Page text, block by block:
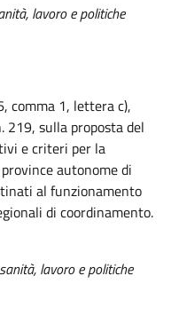
lavoro e politiche
comma 1, lettera c),
219, sulla proposta del
e criteri per la
autonome di
al funzionamento
di coordinamento.
lavoro e politiche